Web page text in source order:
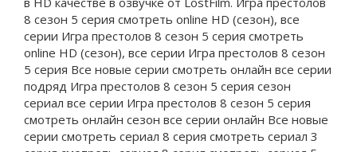
8 сезон 5 серия смотреть online HD (сезон), все
серии Игра престолов 8 сезон 5 серия смотреть
online HD (сезон), все серии Игра престолов 8 сезон
5 серия Все новые серии смотреть онлайн все серии
подряд Игра престолов 8 сезон 5 серия сезон
сериал все серии Игра престолов 8 сезон 5 серия
смотреть онлайн сезон все серии онлайн Все новые
серии смотреть сериал 8 серия смотреть сериал 3